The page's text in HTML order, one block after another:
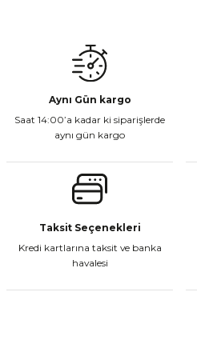
Aynı Gün kargo
Saat 14:00’a kadar ki siparişlerde
aynı gün kargo
Taksit Seçenekleri
Kredi kartlarına taksit ve banka
havalesi